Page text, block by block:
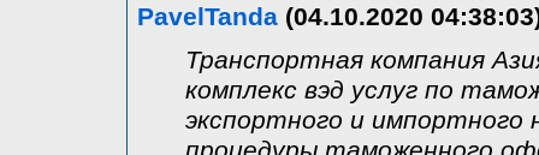
PavelTanda (04.10.2020
Транспортная компания
комплекс вэд услуг по
экспортного и импортного